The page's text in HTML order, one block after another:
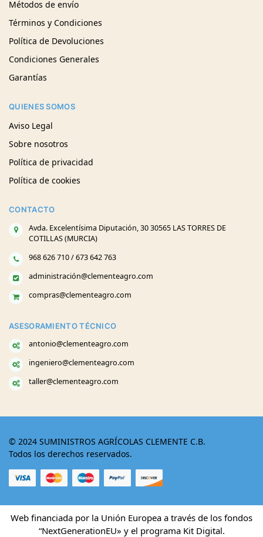
Métodos de envío
Términos y Condiciones
Política de Devoluciones
Condiciones Generales
Garantías
QUIENES SOMOS
Aviso Legal
Sobre nosotros
Política de privacidad
Política de cookies
CONTACTO
Avda. Excelentísima Diputación, 30 30565 LAS TORRES DE
COTILLAS (MURCIA)
968 626 710 / 673 642 763
administración@clementeagro.com
compras@clementeagro.com
ASESORAMIENTO TÉCNICO
antonio@clementeagro.com
ingeniero@clementeagro.com
taller@clementeagro.com
© 2024 SUMINISTROS AGRÍCOLAS CLEMENTE C.B.
Todos los derechos reservados.
Web financiada por la Unión Europea a través de los fondos
“NextGenerationEU» y el programa Kit Digital.